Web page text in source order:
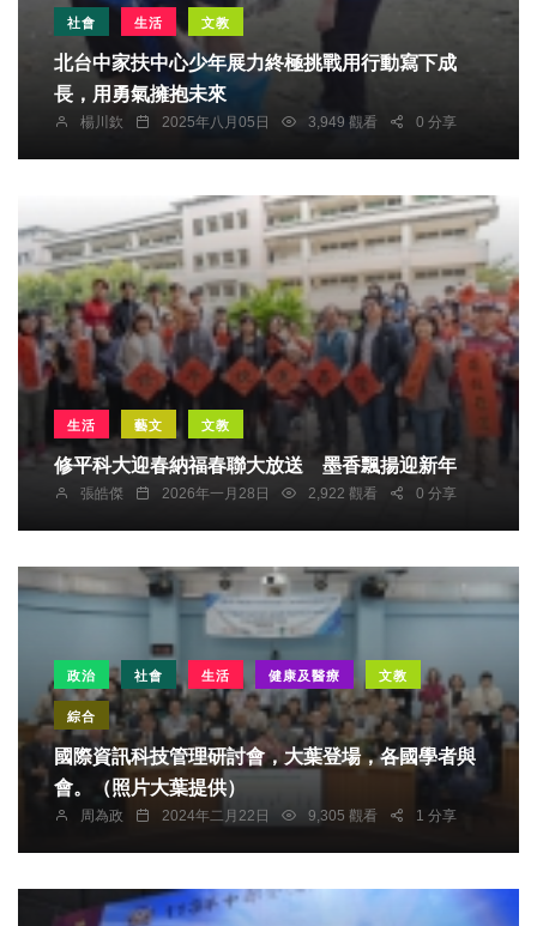
社會 生活 文教
北台中家扶中心少年展力終極挑戰用行動寫下成
長，用勇氣擁抱未來
楊川欽 2025年八月05日 3,949 觀看 0 分享
生活 藝文 文教
修平科大迎春納福春聯大放送 墨香飄揚迎新年
張皓傑 2026年一月28日 2,922 觀看 0 分享
政治 社會 生活 健康及醫療 文教
綜合
國際資訊科技管理研討會，大葉登場，各國學者與
會。（照片大葉提供）
周為政 2024年二月22日 9,305 觀看 1 分享